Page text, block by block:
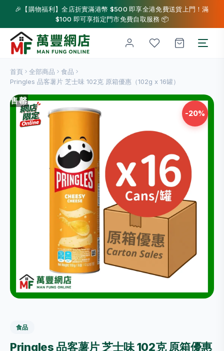
🎉【購物福利】全店折實滿港幣 $500 即享全港免費送貨上門！滿
$100 即可享指定門市免費自取服務 📦
首頁 全部商品
食品
Pringles 品客薯片 芝士味 102克 原箱優惠（102g x 16罐）
-20%
售罄
食品
Pringles 品客薯片 芝士味 102克 原箱優惠